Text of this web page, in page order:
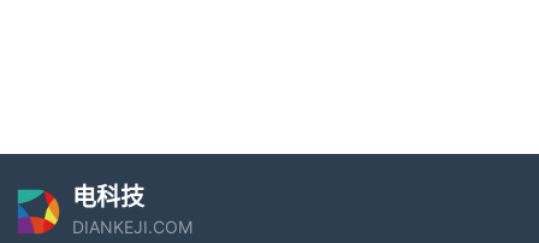
电科技
DIANKEJI.COM